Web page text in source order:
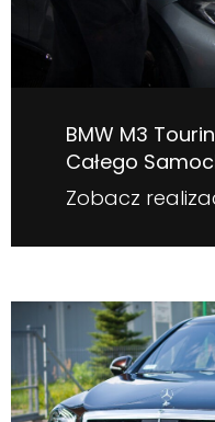
BMW M3
Całego
Zobacz